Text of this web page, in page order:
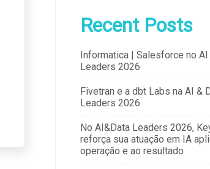
Recent Posts
Informatica | Salesforce no AI
Leaders 2026
Fivetran e a dbt Labs na AI &
Leaders 2026
No AI&Data Leaders 2026,
reforça sua atuação em IA
operação e ao resultado